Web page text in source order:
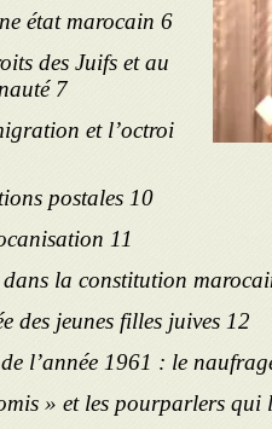
état marocain 6
des Juifs et au
7
et l’octroi
postales 10
11
la constitution
des jeunes filles juives 12
l’année 1961 : le